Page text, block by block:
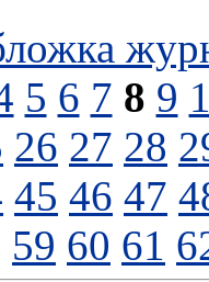
5 6 7 8 9
26 27 28
45 46 47
59 60 61